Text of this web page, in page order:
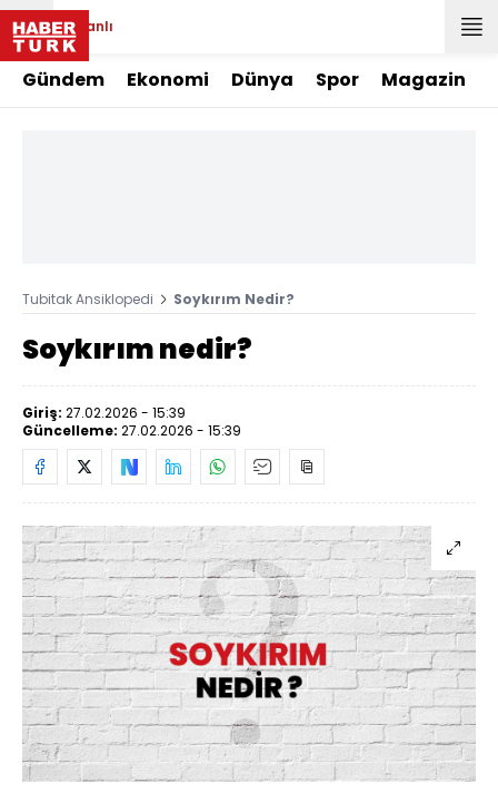
Canlı
Gündem Ekonomi Dünya Spor Magazin
Tubitak Ansiklopedi Soykırım Nedir?
Soykırım nedir?
Giriş: 27.02.2026 - 15:39
Güncelleme: 27.02.2026 - 15:39